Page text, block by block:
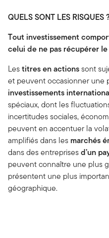
QUELS SONT LES RISQUES
Tout investissement
celui de ne pas récupérer
Lestitres en actionssont
et peuvent occasionner une
investissements
spéciaux, dont les
incertitudes sociales,
peuvent en accentuer la
amplifiés dans les marchés
dans des entreprisesd’un
peuvent connaître une plus
présentent une plus
géographique.